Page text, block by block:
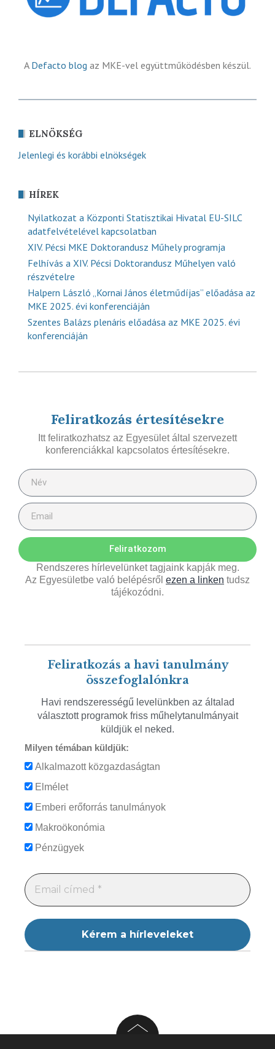
A Defacto blog az MKE-vel együttműködésben készül.
ELNÖKSÉG
Jelenlegi és korábbi elnökségek
HÍREK
Nyilatkozat a Központi Statisztikai Hivatal EU-SILC
adatfelvételével kapcsolatban
XIV. Pécsi MKE Doktorandusz Műhely programja
Felhívás a XIV. Pécsi Doktorandusz Műhelyen való
részvételre
Halpern László „Kornai János életműdíjas” előadása az
MKE 2025. évi konferenciáján
Szentes Balázs plenáris előadása az MKE 2025. évi
konferenciáján
Feliratkozás értesítésekre
Itt feliratkozhatsz az Egyesület által szervezett
konferenciákkal kapcsolatos értesítésekre.
Feliratkozom
Rendszeres hírlevelünket tagjaink kapják meg.
Az Egyesületbe való belépésről ezen a linken tudsz
tájékozódni.
Feliratkozás a havi tanulmány
összefoglalónkra
Havi rendszerességű levelünkben az általad
választott programok friss műhelytanulmányait
küldjük el neked.
Milyen témában küldjük:
Alkalmazott közgazdaságtan
Elmélet
Emberi erőforrás tanulmányok
Makroökonómia
Pénzügyek